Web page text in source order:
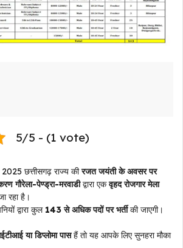
5/5 - (1 vote)
छत्तीसगढ़ राज्य कीरजत जयंती के अवसर पर
गौरेला-पेण्ड्रा-मरवाडीद्वारा एकवृहद रोजगार मेला
रहा है।
द्वारा कुल 143 से अधिक पदों पर भर्तीकी जाएगी।
या डिप्लोमा पासहैं तो यह आपके लिए सुनहरा मौका